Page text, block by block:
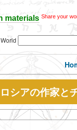
materials Share your
World
ロシアの作家と